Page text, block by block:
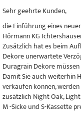
Sehr geehrte Kunden,
die Einführung eines
Hörmann KG
Zusätzlich hat es beim
Dekore unerwartete
Duragrain Dekore
Damit Sie auch weiterhin
verkaufen können,
zusätzlich Night Oak,
M -Sicke und S-Kassette